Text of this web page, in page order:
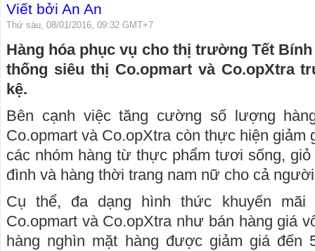
Viết bởi An An
Thứ sáu, 08/01/2016, 09:32 GMT+7
Hàng hóa phục vụ cho thị trường Tết
thống siêu thị Co.opmart và Co.opXtra
kệ.
Bên cạnh việc tăng cường số lượng
Co.opmart và Co.opXtra còn thực hiện giảm
các nhóm hàng từ thực phẩm tươi sống,
đình và hàng thời trang nam nữ cho cả
Cụ thể, đa dạng hình thức khuyến
Co.opmart và Co.opXtra như bán hàng giá
hàng nghìn mặt hàng được giảm giá đến